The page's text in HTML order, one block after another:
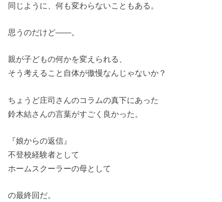
同じように、何も変わらないこともある。
思うのだけど――。
親が子どもの何かを変えられる、
そう考えること自体が傲慢なんじゃないか？
ちょうど庄司さんのコラムの真下にあった
鈴木結さんの言葉がすごく良かった。
『娘からの返信』
不登校経験者として
ホームスクーラーの母として
の最終回だ。